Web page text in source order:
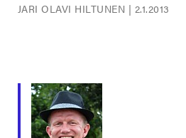
JARI OLAVI HILTUNEN | 2.1.2013